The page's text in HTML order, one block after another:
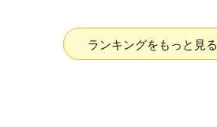
ランキングをもっと見る